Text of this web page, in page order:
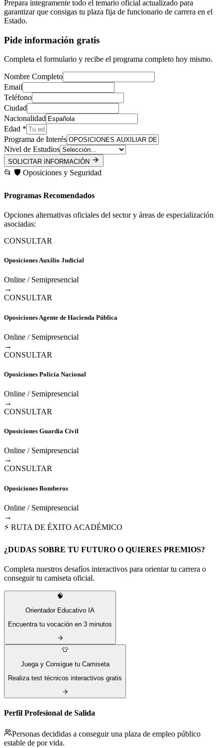
Prepara íntegramente todo el temario oficial actualizado para
garantizar que consigas tu plaza fija de funcionario de carrera en el
Estado.
Pide información gratis
Completa el formulario y recibe el programa completo hoy mismo.
Nombre Completo
Email
Teléfono
Ciudad
Nacionalidad
Edad *
Programa de Interés
Nivel de Estudios
SOLICITAR INFORMACIÓN
📂 🛡️ Oposiciones y Seguridad
Programas Recomendados
Opciones alternativas oficiales del sector y áreas de especialización
asociadas:
CONSULTAR
Oposiciones Auxilio Judicial
Online / Semipresencial
→
CONSULTAR
Oposiciones Agente de Hacienda Pública
Online / Semipresencial
→
CONSULTAR
Oposiciones Policía Nacional
Online / Semipresencial
→
CONSULTAR
Oposiciones Guardia Civil
Online / Semipresencial
→
CONSULTAR
Oposiciones Bomberos
Online / Semipresencial
→
⚡ RUTA DE ÉXITO ACADÉMICO
¿DUDAS SOBRE TU FUTURO O QUIERES PREMIOS?
Completa nuestros desafíos interactivos para orientar tu carrera o
conseguir tu camiseta oficial.
🧠
Orientador Educativo IA
Encuentra tu vocación en 3 minutos
👕
Juega y Consigue tu Camiseta
Realiza test técnicos interactivos gratis
Perfil Profesional de Salida
Personas decididas a conseguir una plaza de empleo público
estable de por vida.